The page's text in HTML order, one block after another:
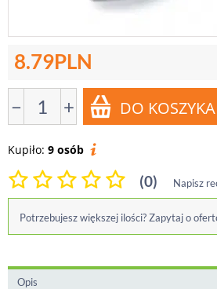
8.79PLN
− +
Kupiło: 9 osób
(0) Napisz
Potrzebujesz większej ilości? Zapytaj o
Opis